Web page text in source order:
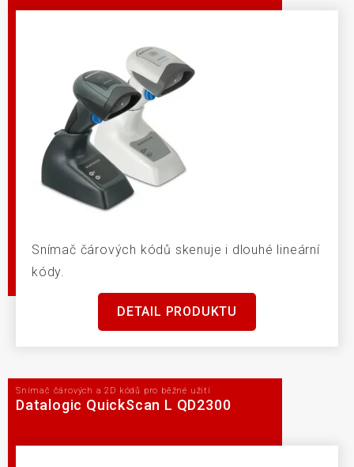
Snímač čárových kódů skenuje i dlouhé lineární
kódy.
DETAIL PRODUKTU
Snímač čárových a 2D kódů pro běžné užití
Datalogic QuickScan L QD2300